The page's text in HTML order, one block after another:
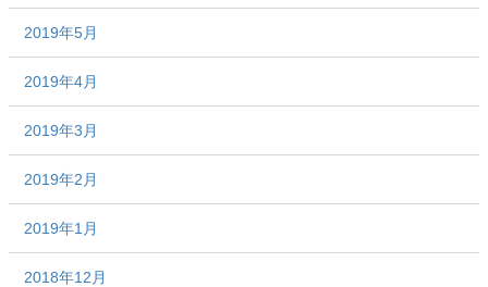
2019年5月
2019年4月
2019年3月
2019年2月
2019年1月
2018年12月